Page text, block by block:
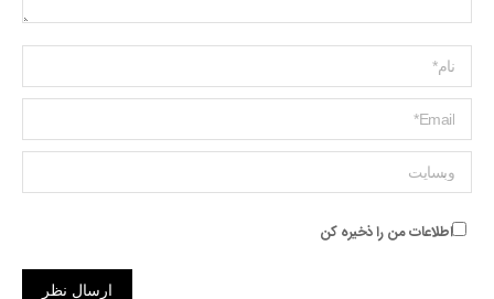
Name *
ایمیل *
وبسایت
اطلاعات من را ذخیره کن
ارسال نظر